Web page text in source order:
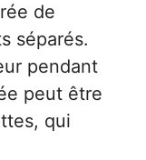
de
séparés.
pendant
peut être
qui